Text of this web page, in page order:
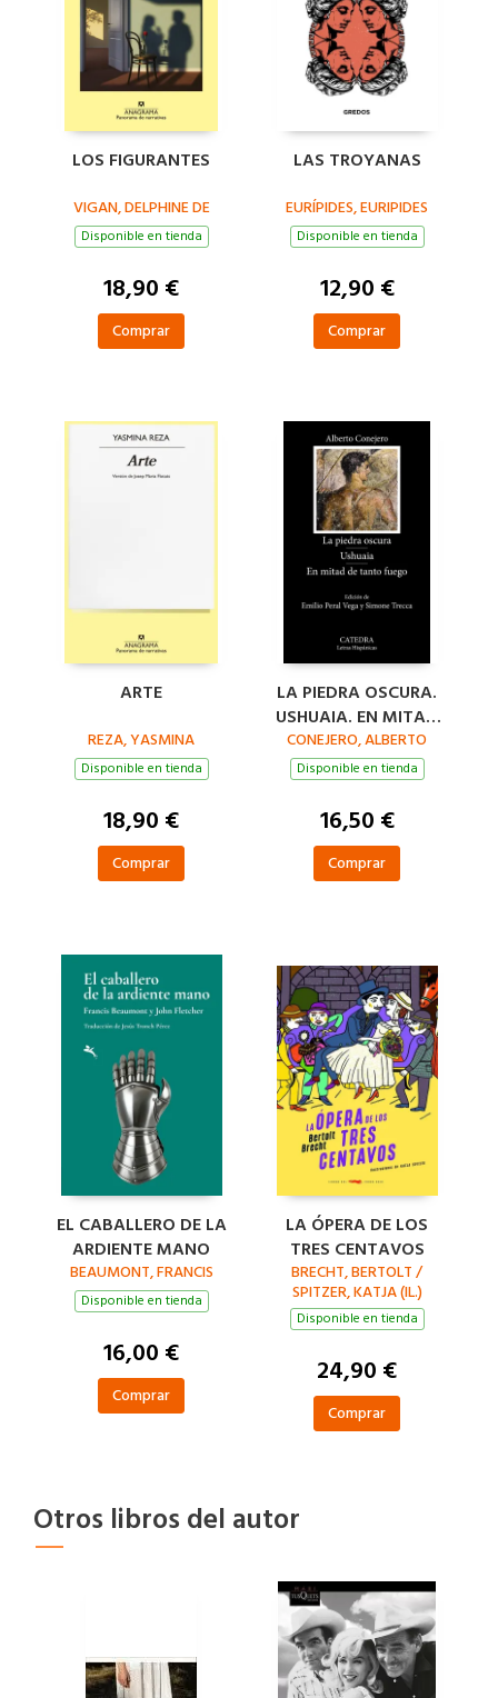
LOS FIGURANTES
VIGAN, DELPHINE DE
Disponible en tienda
18,90 €
Comprar
LAS TROYANAS
EURÍPIDES, EURIPIDES
Disponible en tienda
12,90 €
Comprar
ARTE
REZA, YASMINA
Disponible en tienda
18,90 €
Comprar
LA PIEDRA OSCURA.
USHUAIA. EN MITAD
DE TANTO FUEGO
CONEJERO, ALBERTO
Disponible en tienda
16,50 €
Comprar
EL CABALLERO DE LA
ARDIENTE MANO
BEAUMONT, FRANCIS
Disponible en tienda
16,00 €
Comprar
LA ÓPERA DE LOS
TRES CENTAVOS
BRECHT, BERTOLT /
SPITZER, KATJA (IL.)
Disponible en tienda
24,90 €
Comprar
Otros libros del autor